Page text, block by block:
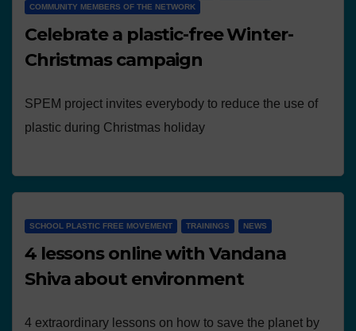
COMMUNITY MEMBERS OF THE NETWORK
Celebrate a plastic-free Winter-
Christmas campaign
SPEM project invites everybody to reduce the use of
plastic during Christmas holiday
SCHOOL PLASTIC FREE MOVEMENT TRAININGS NEWS
4 lessons online with Vandana
Shiva about environment
4 extraordinary lessons on how to save the planet by